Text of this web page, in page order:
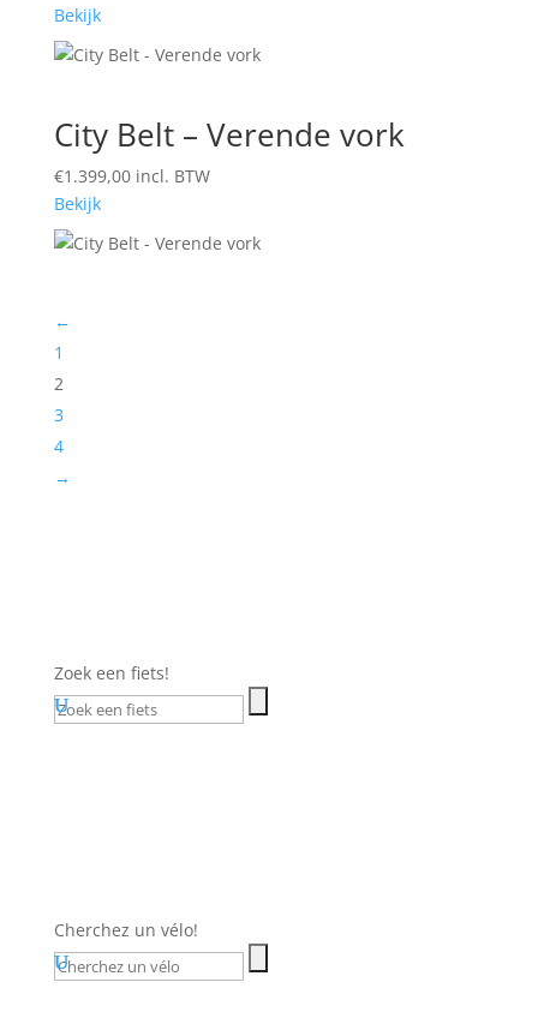
Bekijk
City Belt – Verende vork
€1.399,00incl. BTW
Bekijk
←
1
2
3
4
→
Zoek een fiets!
Cherchez un vélo!